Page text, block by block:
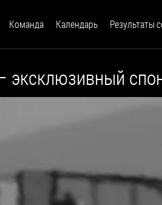
Команда Календарь Результаты
эксклюзивный